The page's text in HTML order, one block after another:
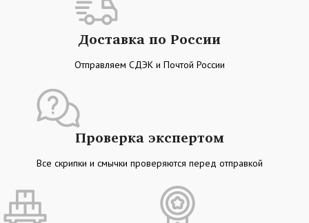
Доставка по России
Отправляем СДЭК и Почтой России
Проверка экспертом
Все скрипки и смычки проверяются перед отправкой